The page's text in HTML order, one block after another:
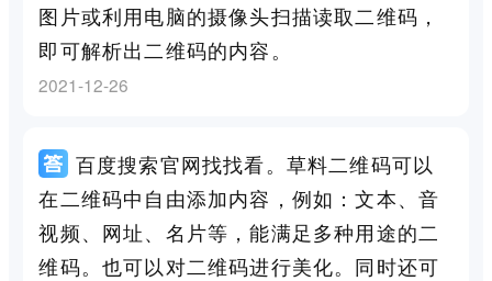
图片或利用电脑的摄像头扫描读取二维码，
即可解析出二维码的内容。
2021-12-26
百度搜索官网找找看。草料二维码可以
在二维码中自由添加内容，例如：文本、音
视频、网址、名片等，能满足多种用途的二
维码。也可以对二维码进行美化。同时还可